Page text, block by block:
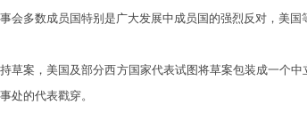
会多数成员国特别是广大发展中成员国的强烈反对，美国
案，美国及部分西方国家代表试图将草案包装成一个中
处的代表戳穿。